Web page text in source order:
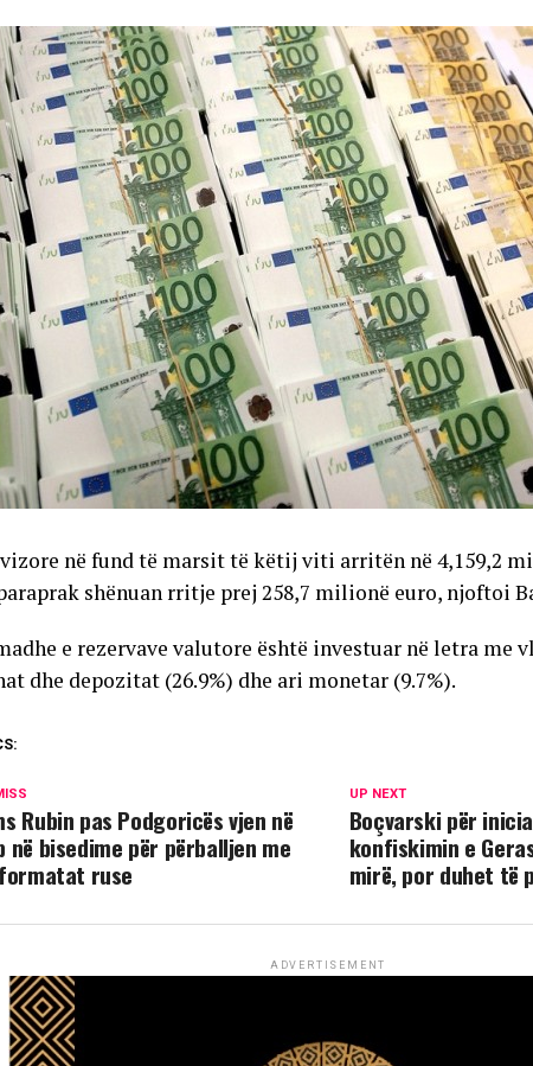
në fund të marsit të këtij viti arritën në 4,159,2
shënuan rritje prej 258,7 milionë euro, njoftoi
e rezervave valutore është investuar në letra me
dhe depozitat (26.9%) dhe ari monetar (9.7%).
UP NEXT
Boçvarski për
konfiskimin e
mirë, por duhet të
Rubin pas Podgoricës vjen në
në bisedime për përballjen me
ruse
ADVERTISEMENT